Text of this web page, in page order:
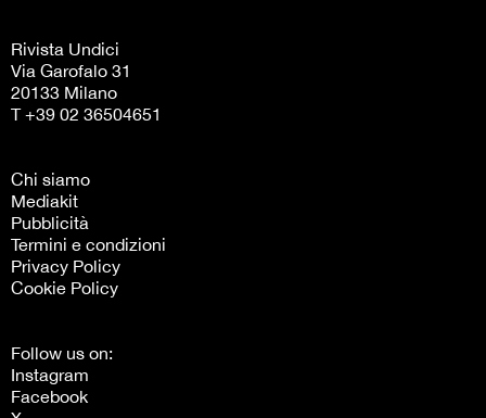
Rivista Undici
Via Garofalo 31
20133 Milano
T +39 02 36504651
Chi siamo
Mediakit
Pubblicità
Termini e condizioni
Privacy Policy
Cookie Policy
Follow us on:
Instagram
Facebook